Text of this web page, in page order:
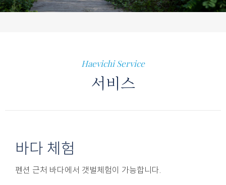
Haevichi Service
서비스
바다 체험
펜션 근처 바다에서 갯벌체험이 가능합니다.